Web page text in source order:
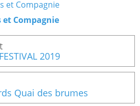
Compagnie
2019
Quai des brumes